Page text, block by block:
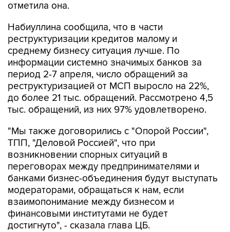
отметила она.
Набиуллина сообщила, что в части
реструктуризации кредитов малому и
среднему бизнесу ситуация лучше. По
информации системно значимых банков за
период 2-7 апреля, число обращений за
реструктуризацией от МСП выросло на 22%,
до более 21 тыс. обращений. Рассмотрено 4,5
тыс. обращений, из них 97% удовлетворено.
"Мы также договорились с "Опорой России",
ТПП, "Деловой Россией", что при
возникновении спорных ситуаций в
переговорах между предпринимателями и
банками бизнес-объединения будут выступать
модераторами, обращаться к нам, если
взаимопонимание между бизнесом и
финансовыми институтами не будет
достигнуто", - сказала глава ЦБ.